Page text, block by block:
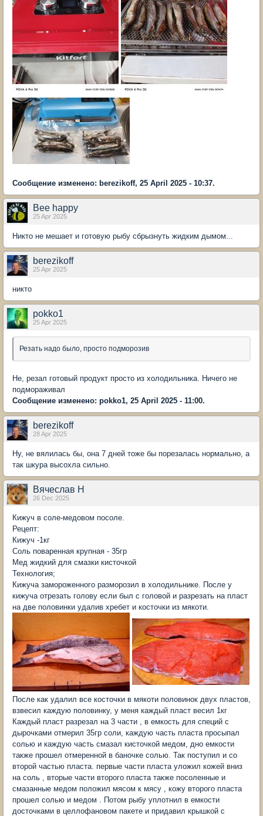
Сообщение изменено: berezikoff, 25 April 2025 - 10:37.
Bee happy
25 Apr 2025
Никто не мешает и готовую рыбу сбрызнуть жидким дымом...
berezikoff
25 Apr 2025
никто
pokko1
25 Apr 2025
Резать надо было, просто подморозив
Не, резал готовый продукт просто из холодильника. Ничего не
подмораживал
Сообщение изменено: pokko1, 25 April 2025 - 11:00.
berezikoff
28 Apr 2025
Ну, не вялилась бы, она 7 дней тоже бы порезалась нормально, а
так шкура высохла сильно.
Вячеслав Н
26 Dec 2025
Кижуч в соле-медовом посоле.
Рецепт:
Кижуч -1кг
Соль поваренная крупная - 35гр
Мед жидкий для смазки кисточкой
Технология;
Кижуча замороженного разморозил в холодильнике. После у
кижуча отрезать голову если был с головой и разрезать на пласт
на две половинки удалив хребет и косточки из мякоти.
После как удалил все косточки в мякоти половинок двух пластов,
взвесил каждую половинку, у меня каждый пласт весил 1кг
Каждый пласт разрезал на 3 части , в емкость для специй с
дырочками отмерил 35гр соли, каждую часть пласта просыпал
солью и каждую часть смазал кисточкой медом, дно емкости
также прошел отмеренной в баночке солью. Так поступил и со
второй частью пласта. первые части пласта уложил кожей вниз
на соль , вторые части второго пласта также посоленные и
смазанные медом положил мясом к мясу , кожу второго пласта
прошел солью и медом . Потом рыбу уплотнил в емкости
досточками в целлофановом пакете и придавил крышкой с